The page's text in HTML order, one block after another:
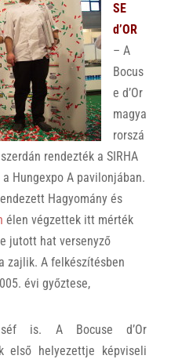
SE
d’OR
– A
Bocus
e d’Or
magya
rorszá
rendezték a SIRHA
Hungexpo A pavilonjában.
Hagyomány és
élen végzettek itt mérték
jutott hat versenyző
zajlik. A felkészítésben
évi győztese,
is. A Bocuse d’Or
első helyezettje képviseli